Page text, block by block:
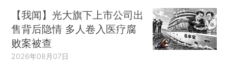
【我闻】光大旗下上市公司出
售背后隐情 多人卷入医疗腐
败案被查
2026年08月07日